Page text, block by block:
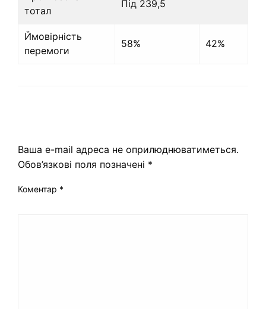
тотал
Під 239,5
Ймовірність
перемоги
58% 42%
Ваша e-mail адреса не оприлюднюватиметься.
Обов’язкові поля позначені *
Коментар *